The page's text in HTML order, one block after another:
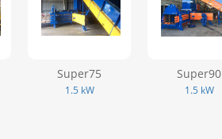
Super75
1.5 kW
Super90
1.5 kW